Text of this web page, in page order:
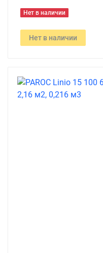
Нет в наличии
Нет в наличии